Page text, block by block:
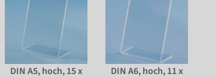
DIN A5, hoch, 15 x
DIN A6, hoch, 11 x